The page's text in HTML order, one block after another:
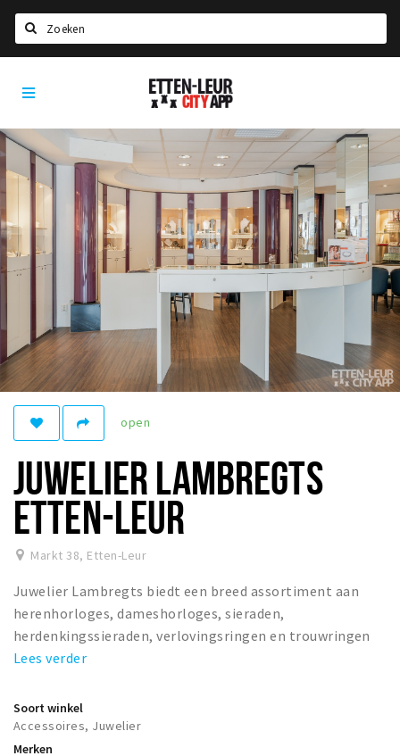
Home
Agenda
Deals
Party pics
Nieuws, interviews & blogs
Eten
Recreatief
Winkels
Winkelgebieden
Bezienswaardigheden
Musea, theaters & podia
Uitjes & activiteiten
Toeristische routes
Natuurgebieden
Baroniepoorten
Andere City Apps
Etten-
Leur
App
open
JUWELIER LAMBREGTS
ETTEN-LEUR
Markt 38, Etten-Leur
Juwelier Lambregts biedt een breed assortiment aan
herenhorloges, dameshorloges, sieraden,
herdenkingssieraden, verlovingsringen en trouwringen
Lees verder
Soort winkel
Accessoires, Juwelier
Merken